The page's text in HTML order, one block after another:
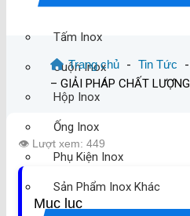
Tấm Inox
Cuộn Inox
Hộp Inox
Ống Inox
Phụ Kiện Inox
Sản Phẩm Inox Khác
Trang chủ - Tin Tức -
– GIẢI PHÁP CHẤT
👁️ Lượt xem: 449
Mục lục